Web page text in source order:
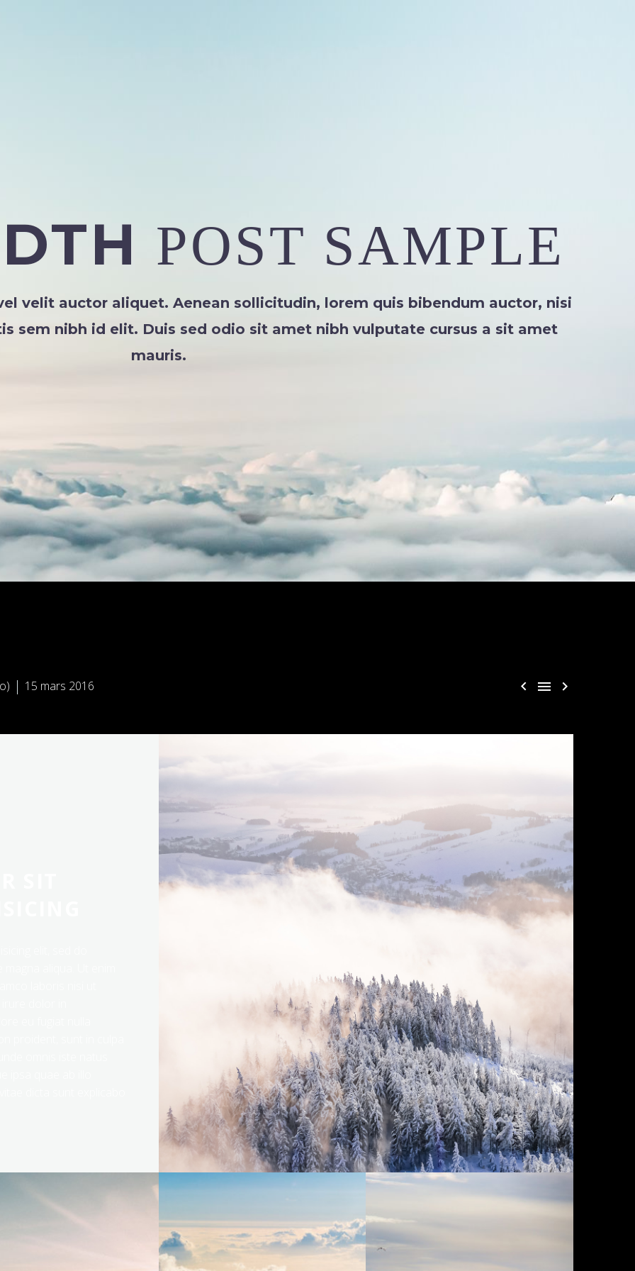
POST SAMPLE
velit auctor aliquet. Aenean sollicitudin, lorem quis bibendum auctor, nisi
sem nibh id elit. Duis sed odio sit amet nibh vulputate cursus a sit amet
mauris.
  
15 mars 2016